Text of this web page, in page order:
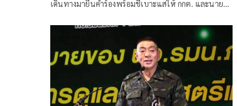
เดินทางมายื่นคำร้องพร้อมชี้เบาะแสให้ กกต. และนาย